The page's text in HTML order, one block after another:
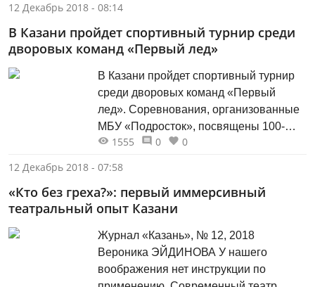
человека. С самого начала и по сей
день клуб возглавляет Фарид
Хайруллович Мухаметшин. Короткое
название объединения автолюбителей
«Клуб-21» известно...
12 Декабрь 2018 - 08:14
В Казани пройдет спортивный турнир среди
дворовых команд «Первый лед»
В Казани пройдет спортивный турнир
среди дворовых команд «Первый
лед». Соревнования, организованные
МБУ «Подросток», посвящены 100-
летию со дня рождения заслуженного
Тарасова. Турнир состоится в столице
Татарстана впервые. Игры пройдут на
города, на базе школ №№70, 150 и
170....
1555 0
0
12 Декабрь 2018 - 07:58
«Кто без греха?»: первый иммерсивный
театральный опыт Казани
Журнал «Казань», № 12, 2018
Вероника ЭЙДИНОВА У нашего
воображения нет инструкции по